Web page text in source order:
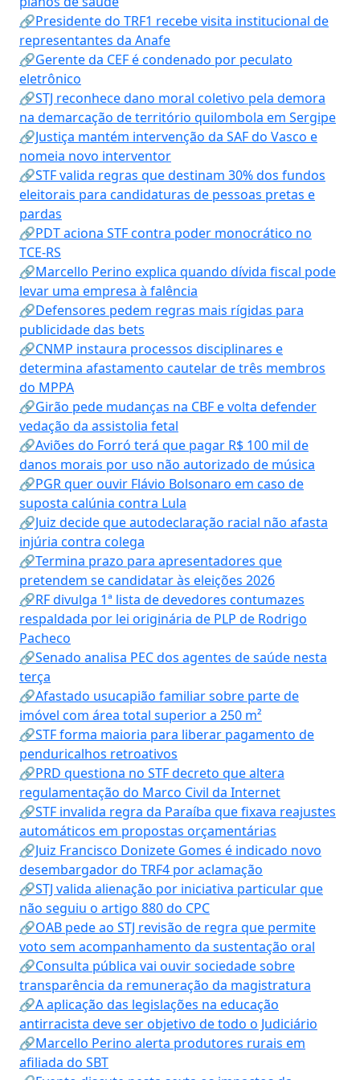
🔗Presidente do TRF1 recebe visita institucional de
representantes da Anafe
🔗Gerente da CEF é condenado por peculato
eletrônico
🔗STJ reconhece dano moral coletivo pela demora
na demarcação de território quilombola em Sergipe
🔗Justiça mantém intervenção da SAF do Vasco e
nomeia novo interventor
🔗STF valida regras que destinam 30% dos fundos
eleitorais para candidaturas de pessoas pretas e
pardas
🔗PDT aciona STF contra poder monocrático no
TCE-RS
🔗Marcello Perino explica quando dívida fiscal pode
levar uma empresa à falência
🔗Defensores pedem regras mais rígidas para
publicidade das bets
🔗CNMP instaura processos disciplinares e
determina afastamento cautelar de três membros
do MPPA
🔗Girão pede mudanças na CBF e volta defender
vedação da assistolia fetal
🔗Aviões do Forró terá que pagar R$ 100 mil de
danos morais por uso não autorizado de música
🔗PGR quer ouvir Flávio Bolsonaro em caso de
suposta calúnia contra Lula
🔗Juiz decide que autodeclaração racial não afasta
injúria contra colega
🔗Termina prazo para apresentadores que
pretendem se candidatar às eleições 2026
🔗RF divulga 1ª lista de devedores contumazes
respaldada por lei originária de PLP de Rodrigo
Pacheco
🔗Senado analisa PEC dos agentes de saúde nesta
terça
🔗Afastado usucapião familiar sobre parte de
imóvel com área total superior a 250 m²
🔗STF forma maioria para liberar pagamento de
penduricalhos retroativos
🔗PRD questiona no STF decreto que altera
regulamentação do Marco Civil da Internet
🔗STF invalida regra da Paraíba que fixava reajustes
automáticos em propostas orçamentárias
🔗Juiz Francisco Donizete Gomes é indicado novo
desembargador do TRF4 por aclamação
🔗STJ valida alienação por iniciativa particular que
não seguiu o artigo 880 do CPC
🔗OAB pede ao STJ revisão de regra que permite
voto sem acompanhamento da sustentação oral
🔗Consulta pública vai ouvir sociedade sobre
transparência da remuneração da magistratura
🔗A aplicação das legislações na educação
antirracista deve ser objetivo de todo o Judiciário
🔗Marcello Perino alerta produtores rurais em
afiliada do SBT